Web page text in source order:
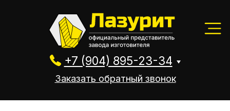
+7 (904) 895-23-34
Заказать обратный звонок
+7 (904) 895-23-34
Заказать обратный звонок